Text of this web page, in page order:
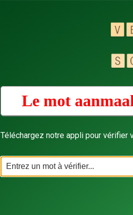
Le mot
Téléchargez notre appli pour vérifier